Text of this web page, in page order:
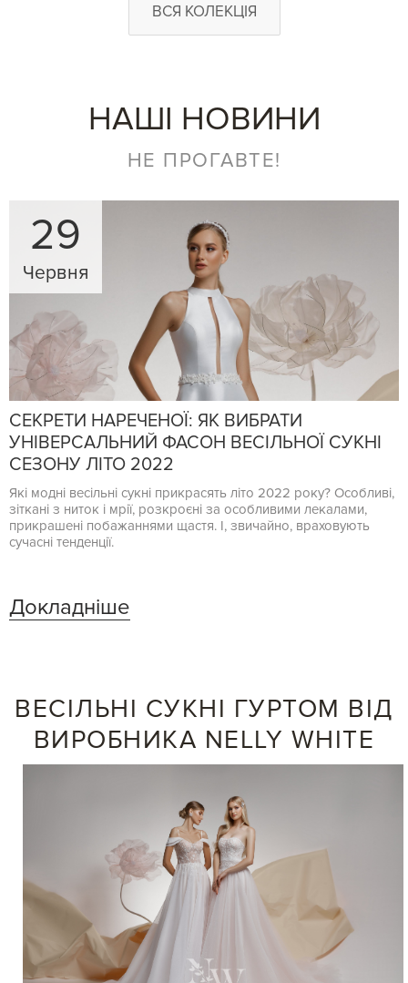
ВСЯ КОЛЕКЦІЯ
НАШІ НОВИНИ
НЕ ПРОГАВТЕ!
29
Червня
СЕКРЕТИ НАРЕЧЕНОЇ: ЯК ВИБРАТИ
УНІВЕРСАЛЬНИЙ ФАСОН ВЕСІЛЬНОЇ СУКНІ
СЕЗОНУ ЛІТО 2022
Які модні весільні сукні прикрасять літо 2022 року? Особливі,
зіткані з ниток і мрії, розкроєні за особливими лекалами,
прикрашені побажаннями щастя. І, звичайно, враховують
сучасні тенденції.
Докладніше
ВЕСІЛЬНІ СУКНІ ГУРТОМ ВІД
ВИРОБНИКА NELLY WHITE